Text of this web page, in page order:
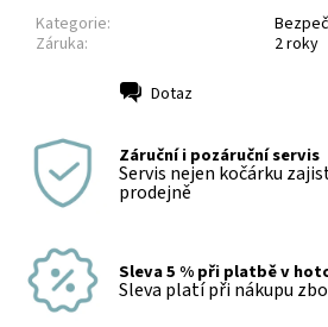
Kategorie:
Záruka:
2 roky
Dotaz
Záruční i pozáruční servis
Servis nejen kočárku
prodejně
Sleva 5 % při platbě v
Sleva platí při nákupu